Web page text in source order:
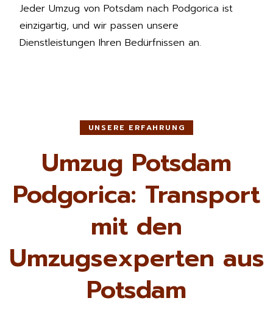
Jeder Umzug von Potsdam nach Podgorica ist
einzigartig, und wir passen unsere
Dienstleistungen Ihren Bedürfnissen an.
UNSERE ERFAHRUNG
Umzug Potsdam
Podgorica: Transport
mit den
Umzugsexperten aus
Potsdam